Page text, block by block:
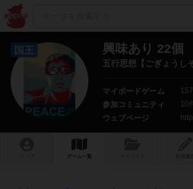
国王 興味あり 22個
五行思想【ごぎょうし
マイボードゲーム
参加コミュニティ
10件
ウェブページ
ゲーム一覧